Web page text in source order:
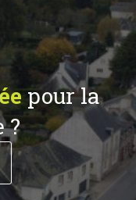
pour la
?